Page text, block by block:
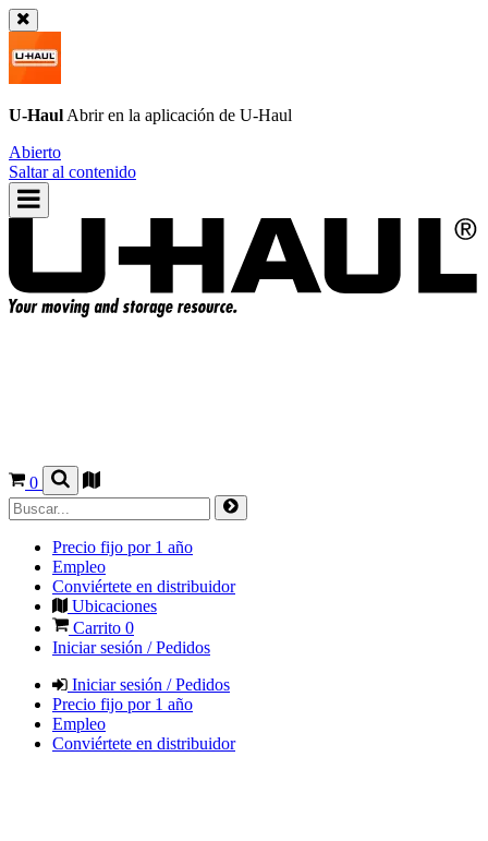
U-Haul Abrir en la aplicación de U-Haul
Abierto
Saltar al contenido
0
Precio fijo por 1 año
Empleo
Conviértete en distribuidor
Ubicaciones
Carrito 0
Iniciar sesión / Pedidos
Iniciar sesión / Pedidos
Precio fijo por 1 año
Empleo
Conviértete en distribuidor